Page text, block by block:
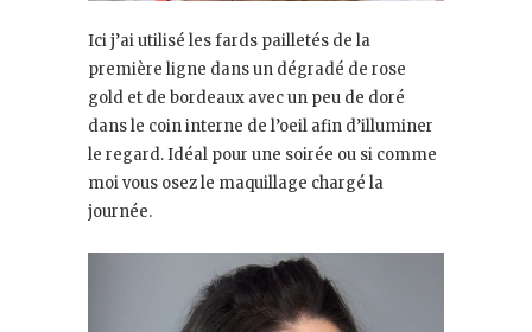
Ici j’ai utilisé les fards pailletés de la
première ligne dans un dégradé de rose
gold et de bordeaux avec un peu de doré
dans le coin interne de l’oeil afin d’illuminer
le regard. Idéal pour une soirée ou si comme
moi vous osez le maquillage chargé la
journée.